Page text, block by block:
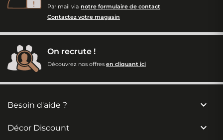
Par mail via notre formulaire de contact
Contactez votre magasin
On recrute !
Découvrez nos offres en cliquant ici
Besoin d'aide ? 
Décor Discount 